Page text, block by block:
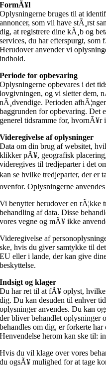
FormÃ¥l
Oplysningerne bruges til at
annoncer, som vil have stÃ¸rst
dig, at registrere dine kÃ¸b og
services, du har efterspurgt, som
Herudover anvender vi
indhold.
Periode for opbevaring
Oplysningerne opbevares i det
lovgivningen, og vi sletter dem,
nÃ¸dvendige. Perioden
baggrunden for opbevaring. Det
generel tidsramme for, hvornÃ¥r
Videregivelse af oplysninger
Data om din brug af websitet,
klikker pÃ¥, geografisk
videregives til tredjeparter i det
kan se hvilke tredjeparter, der er
ovenfor. Oplysningerne
Vi benytter herudover en rÃ¦kke
behandling af data. Disse
vores vegne og mÃ¥ ikke
Videregivelse af
ske, hvis du giver samtykke til
EU eller i lande, der kan give
beskyttelse.
Indsigt og klager
Du har ret til at fÃ¥ oplyst,
dig. Du kan desuden til enhver
oplysninger anvendes. Du kan
der bliver behandlet oplysninger
behandles om dig, er forkerte
Henvendelse herom kan ske til:
Hvis du vil klage over vores
du ogsÃ¥ mulighed for at tage